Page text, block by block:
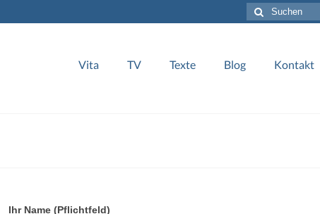
Suche
nach:
Vita TV Texte Blog Kontakt
Ihr Name (Pflichtfeld)